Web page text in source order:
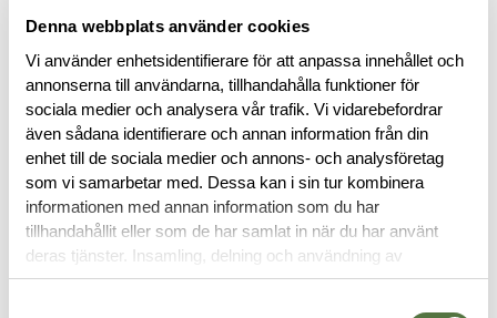
Denna webbplats använder cookies
Vi använder enhetsidentifierare för att anpassa innehållet och
annonserna till användarna, tillhandahålla funktioner för
sociala medier och analysera vår trafik. Vi vidarebefordrar
även sådana identifierare och annan information från din
enhet till de sociala medier och annons- och analysföretag
som vi samarbetar med. Dessa kan i sin tur kombinera
informationen med annan information som du har
tillhandahållit eller som de har samlat in när du har använt
deras tjänster. Insamling, delning och användning av
personuppgifter kan användas för personalisering av
BESKRIVNING
SPECIFIKATIONER
RECENSIONER
OM VARUMÄRKET